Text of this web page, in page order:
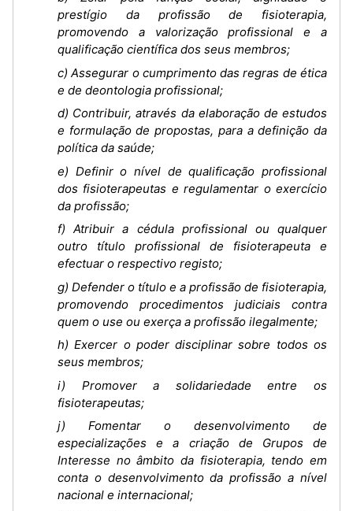
prestígio da profissão de fisioterapia,
promovendo a valorização profissional e a
qualificação científica dos seus membros;
c) Assegurar o cumprimento das regras de ética
e de deontologia profissional;
d) Contribuir, através da elaboração de estudos
e formulação de propostas, para a definição da
política da saúde;
e) Definir o nível de qualificação profissional
dos fisioterapeutas e regulamentar o exercício
da profissão;
f) Atribuir a cédula profissional ou qualquer
outro título profissional de fisioterapeuta e
efectuar o respectivo registo;
g) Defender o título e a profissão de fisioterapia,
promovendo procedimentos judiciais contra
quem o use ou exerça a profissão ilegalmente;
h) Exercer o poder disciplinar sobre todos os
seus membros;
i) Promover a solidariedade entre os
fisioterapeutas;
j) Fomentar o desenvolvimento de
especializações e a criação de Grupos de
Interesse no âmbito da fisioterapia, tendo em
conta o desenvolvimento da profissão a nível
nacional e internacional;